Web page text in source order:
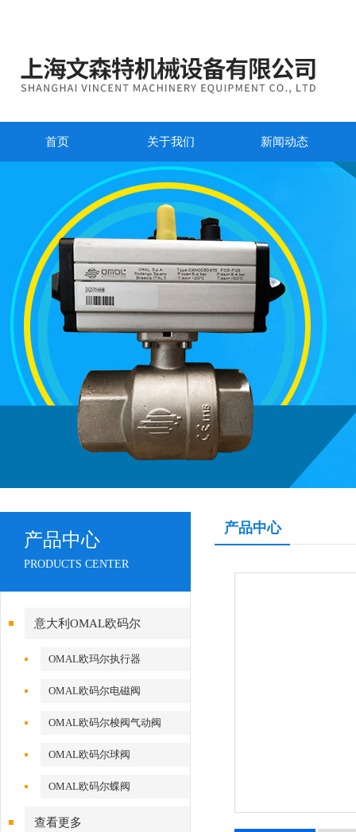
首页 关于我们 新闻动态
产品中心
PRODUCTS CENTER
意大利OMAL欧码尔
OMAL欧玛尔执行器
OMAL欧码尔电磁阀
OMAL欧码尔梭阀气动阀
OMAL欧码尔球阀
OMAL欧码尔蝶阀
查看更多
产品中心